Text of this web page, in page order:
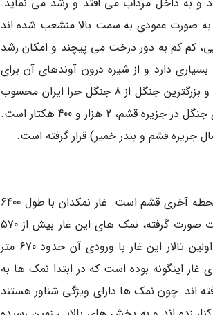
به صورت عمودی به سمت بالا منشعب شده اند
هوایی، کم کم به دور درخت می پیچند و امکان رشد
دارد و از شیره درون آوندهای آن برای
برطرف بیماری خشکی پوست، استفاده می گردد. جنگل حرا قشم، انبوه ترین و بزرگترین جنگل از 8 جنگل حرا ایران محسوب
می گردد. مساحت کل جنگل های حرا 7 هزار و 500 هکتار و مساحت این نوع جنگل در جزیره قشم، 2 هزار و 400 هکتار است.
جزیره قشم و بندر خمیر) قرار گرفته است.
غار نمک یا نمکدان یکی از جاذبه های گردشگری معروف جزیره قشم در تور لحظه آخری قشم است. غار نمکدان با طول 6400
متری اش، طولانی ترین غار نمکی دنیا محسوب می گردد. بر اساس تحقیقات صورت گرفته، نمک های این غار بیش از 570
سال عمر دارند. غار نمکدان دارای چندین تالار با اندازه های متفاوت است. اولین تالار این غار با ورودی آن حدود 670 متر
شکل گیری نمک های غار اینگونه بوده است که در ابتدا نمک ها به
اند. چون نمک ها دارای ویژگی شناور هستند